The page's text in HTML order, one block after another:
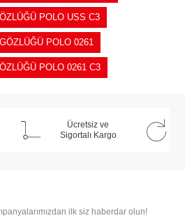
POLO USS C3
POLO 0261
POLO 0261 C3
Ücretsiz ve
Sigortalı Kargo
ilk siz haberdar olun!